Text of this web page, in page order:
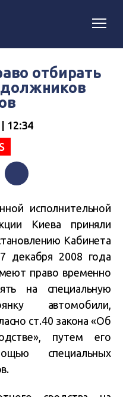
отбирать
12:34
исполнительной
Киева приняли
Кабинета
декабря 2008 года
право временно
на специальную
автомобили,
ст.40 закона «Об
путем его
специальных